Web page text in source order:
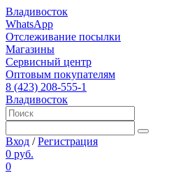
Владивосток
WhatsApp
Отслеживание посылки
Магазины
Сервисный центр
Оптовым покупателям
8 (423) 208-555-1
Владивосток
Вход /Регистрация
0 руб.
0